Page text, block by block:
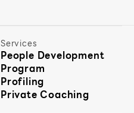
Services
People Development
Program
Profiling
Private Coaching